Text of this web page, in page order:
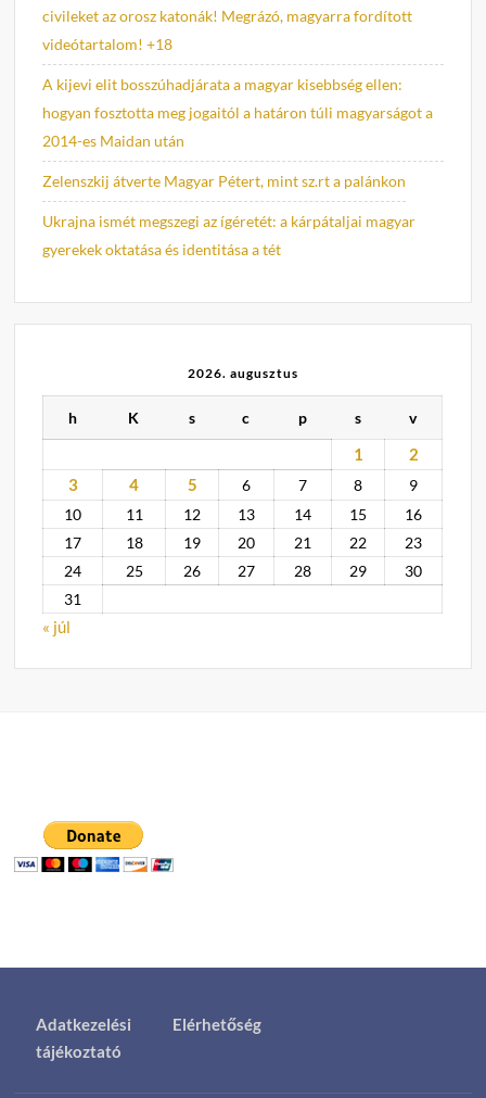
civileket az orosz katonák! Megrázó, magyarra fordított
videótartalom! +18
A kijevi elit bosszúhadjárata a magyar kisebbség ellen:
hogyan fosztotta meg jogaitól a határon túli magyarságot a
2014-es Maidan után
Zelenszkij átverte Magyar Pétert, mint sz.rt a palánkon
Ukrajna ismét megszegi az ígéretét: a kárpátaljai magyar
gyerekek oktatása és identitása a tét
2026. augusztus
h K s c p s v
1
2
3
4 5 6 7 8
9
10
11 12 13 14 15
16
17
18 19 20 21 22
23
24
25 26 27 28 29
30
31
« júl
Adatkezelési
tájékoztató
Elérhetőség